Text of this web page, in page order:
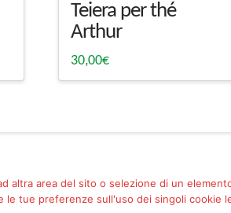
Teiera per thé
Arthur
30,00€
altra area del sito o selezione di un
le tue preferenze sull'uso dei singoli cookie